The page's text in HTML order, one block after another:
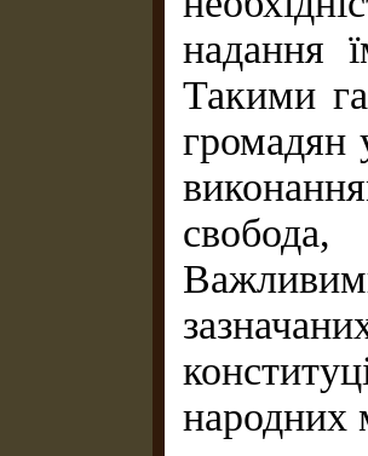
надання
Такими
громадян
народних